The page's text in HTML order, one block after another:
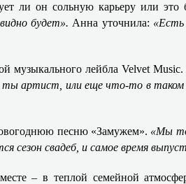
ли он сольную карьеру или это
будет». Анна уточнила: «Есть
музыкального лейбла Velvet Music.
артист, или еще что-то в таком
песню «Замужем». «Мы
сезон свадеб, и самое время
– в теплой семейной